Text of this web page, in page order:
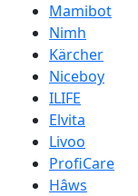
Mamibot
Nimh
Kärcher
Niceboy
ILIFE
Elvita
Livoo
ProfiCare
Hâws